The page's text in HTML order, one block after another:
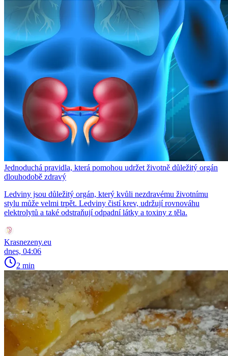
Jednoduchá pravidla, která pomohou udržet životně důležitý orgán
dlouhodobě zdravý
Ledviny jsou důležitý orgán, který kvůli nezdravému životnímu
stylu může velmi trpět. Ledviny čistí krev, udržují rovnováhu
elektrolytů a také odstraňují odpadní látky a toxiny z těla.
Krasnezeny.eu
dnes, 04:06
2 min